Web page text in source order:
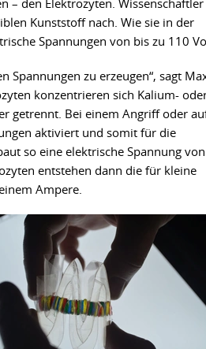
– den Elektrozyten. Wissenschaftler
Kunststoff nach. Wie sie in der
Spannungen von bis zu 110
Spannungen zu erzeugen“, sagt
konzentrieren sich Kalium-
getrennt. Bei einem Angriff oder
aktiviert und somit für die
so eine elektrische Spannung von
entstehen dann die für kleine
Ampere.